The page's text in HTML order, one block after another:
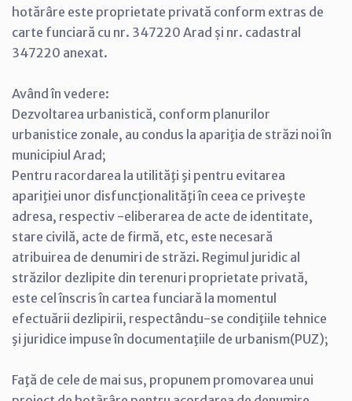
hotărâre este proprietate privată conform extras de
carte funciară cu nr. 347220 Arad și nr. cadastral
347220 anexat.
Având în vedere:
Dezvoltarea urbanistică, conform planurilor
urbanistice zonale, au condus la apariţia de străzi noi în
municipiul Arad;
Pentru racordarea la utilităţi şi pentru evitarea
apariţiei unor disfuncţionalităţi în ceea ce priveşte
adresa, respectiv -eliberarea de acte de identitate,
stare civilă, acte de firmă, etc, este necesară
atribuirea de denumiri de străzi. Regimul juridic al
străzilor dezlipite din terenuri proprietate privată,
este cel înscris în cartea funciară la momentul
efectuării dezlipirii, respectându-se condiţiile tehnice
şi juridice impuse în documentaţiile de urbanism(PUZ);
Faţă de cele de mai sus, propunem promovarea unui